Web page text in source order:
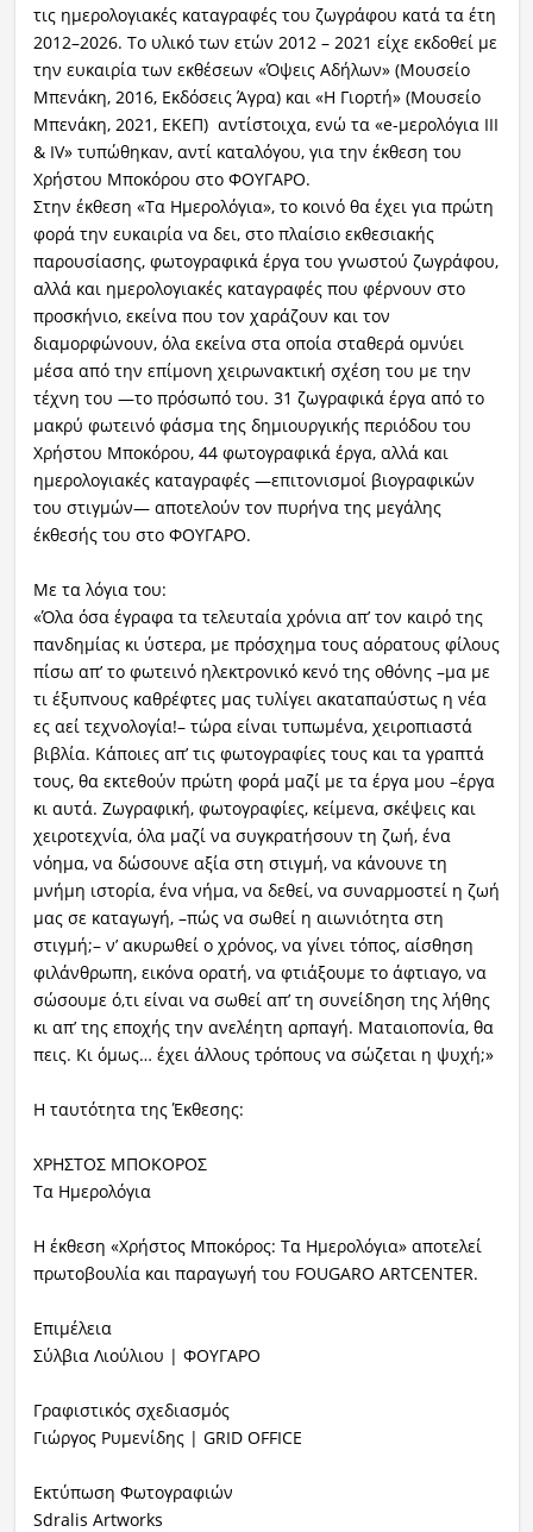
τις ημερολογιακές καταγραφές του ζωγράφου κατά τα έτη
2012–2026. Το υλικό των ετών 2012 – 2021 είχε εκδοθεί με
την ευκαιρία των εκθέσεων «Όψεις Αδήλων» (Μουσείο
Μπενάκη, 2016, Εκδόσεις Άγρα) και «Η Γιορτή» (Μουσείο
Μπενάκη, 2021, ΕΚΕΠ) αντίστοιχα, ενώ τα «e-μερολόγια ΙΙΙ
& ΙV» τυπώθηκαν, αντί καταλόγου, για την έκθεση του
Χρήστου Μποκόρου στο ΦΟΥΓΑΡΟ.
Στην έκθεση «Τα Ημερολόγια», το κοινό θα έχει για πρώτη
φορά την ευκαιρία να δει, στο πλαίσιο εκθεσιακής
παρουσίασης, φωτογραφικά έργα του γνωστού ζωγράφου,
αλλά και ημερολογιακές καταγραφές που φέρνουν στο
προσκήνιο, εκείνα που τον χαράζουν και τον
διαμορφώνουν, όλα εκείνα στα οποία σταθερά ομνύει
μέσα από την επίμονη χειρωνακτική σχέση του με την
τέχνη του —το πρόσωπό του. 31 ζωγραφικά έργα από το
μακρύ φωτεινό φάσμα της δημιουργικής περιόδου του
Χρήστου Μποκόρου, 44 φωτογραφικά έργα, αλλά και
ημερολογιακές καταγραφές —επιτονισμοί βιογραφικών
του στιγμών— αποτελούν τον πυρήνα της μεγάλης
έκθεσής του στο ΦΟΥΓΑΡΟ.
Με τα λόγια του:
«Όλα όσα έγραφα τα τελευταία χρόνια απ’ τον καιρό της
πανδημίας κι ύστερα, με πρόσχημα τους αόρατους φίλους
πίσω απ’ το φωτεινό ηλεκτρονικό κενό της οθόνης –μα με
τι έξυπνους καθρέφτες μας τυλίγει ακαταπαύστως η νέα
ες αεί τεχνολογία!– τώρα είναι τυπωμένα, χειροπιαστά
βιβλία. Κάποιες απ’ τις φωτογραφίες τους και τα γραπτά
τους, θα εκτεθούν πρώτη φορά μαζί με τα έργα μου –έργα
κι αυτά. Ζωγραφική, φωτογραφίες, κείμενα, σκέψεις και
χειροτεχνία, όλα μαζί να συγκρατήσουν τη ζωή, ένα
νόημα, να δώσουνε αξία στη στιγμή, να κάνουνε τη
μνήμη ιστορία, ένα νήμα, να δεθεί, να συναρμοστεί η ζωή
μας σε καταγωγή, –πώς να σωθεί η αιωνιότητα στη
στιγμή;– ν’ ακυρωθεί ο χρόνος, να γίνει τόπος, αίσθηση
φιλάνθρωπη, εικόνα ορατή, να φτιάξουμε το άφτιαγο, να
σώσουμε ό,τι είναι να σωθεί απ’ τη συνείδηση της λήθης
κι απ’ της εποχής την ανελέητη αρπαγή. Ματαιοπονία, θα
πεις. Κι όμως… έχει άλλους τρόπους να σώζεται η ψυχή;»
Η ταυτότητα της Έκθεσης:
ΧΡΗΣΤΟΣ ΜΠΟΚΟΡΟΣ
Τα Ημερολόγια
Η έκθεση «Χρήστος Μποκόρος: Τα Ημερολόγια» αποτελεί
πρωτοβουλία και παραγωγή του FOUGARO ARTCENTER.
Επιμέλεια
Σύλβια Λιούλιου | ΦΟΥΓΑΡΟ
Γραφιστικός σχεδιασμός
Γιώργος Ρυμενίδης | GRID OFFICE
Εκτύπωση Φωτογραφιών
Sdralis Artworks